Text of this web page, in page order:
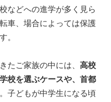
などへの進学が多く見ら
車、場合によっては保護
。
たご家族の中には、 高校
校を選ぶケースや、首都
。子どもが中学生になる頃